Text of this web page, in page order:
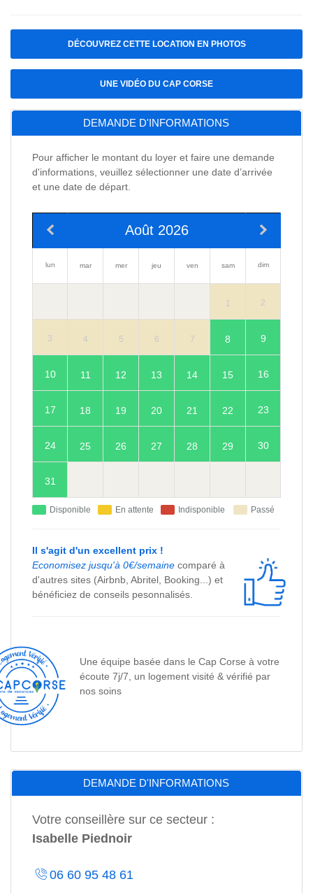
DÉCOUVREZ CETTE LOCATION EN PHOTOS
UNE VIDÉO DU CAP CORSE
DEMANDE D'INFORMATIONS
Pour afficher le montant du loyer et faire une demande
d'informations, veuillez sélectionner une date d’arrivée
et une date de départ.
Août 2026
lun mar mer jeu ven sam dim
1 2
3 4 5 6 7 8 9
10 11 12 13 14 15 16
17 18 19 20 21 22 23
24 25 26 27 28 29 30
31
Disponible En attente Indisponible Passé
Il s'agit d'un excellent prix !
Economisez jusqu'à 0€/semaine comparé à
d'autres sites (Airbnb, Abritel, Booking...) et
bénéficiez de conseils pesonnalisés.
Une équipe basée dans le Cap Corse à votre
écoute 7j/7, un logement visité & vérifié par
nos soins
DEMANDE D'INFORMATIONS
Votre conseillère sur ce secteur :
Isabelle Piednoir
06 60 95 48 61